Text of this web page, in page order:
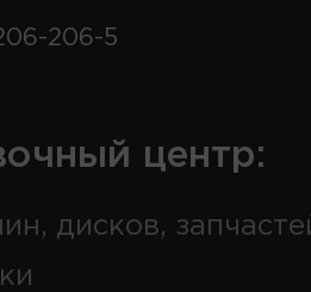
206-5
центр:
дисков,